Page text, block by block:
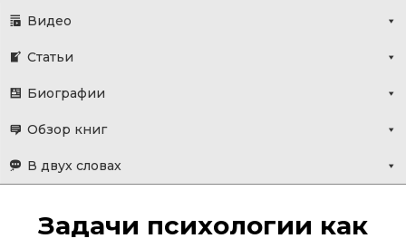
основному
Видео
Статьи
Биографии
Обзор книг
В двух словах
Задачи психологии как